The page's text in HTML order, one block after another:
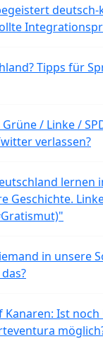
Tipps für
/ Linke /
verlassen?
lernen
Geschichte.
in unsere
Kanaren: Ist